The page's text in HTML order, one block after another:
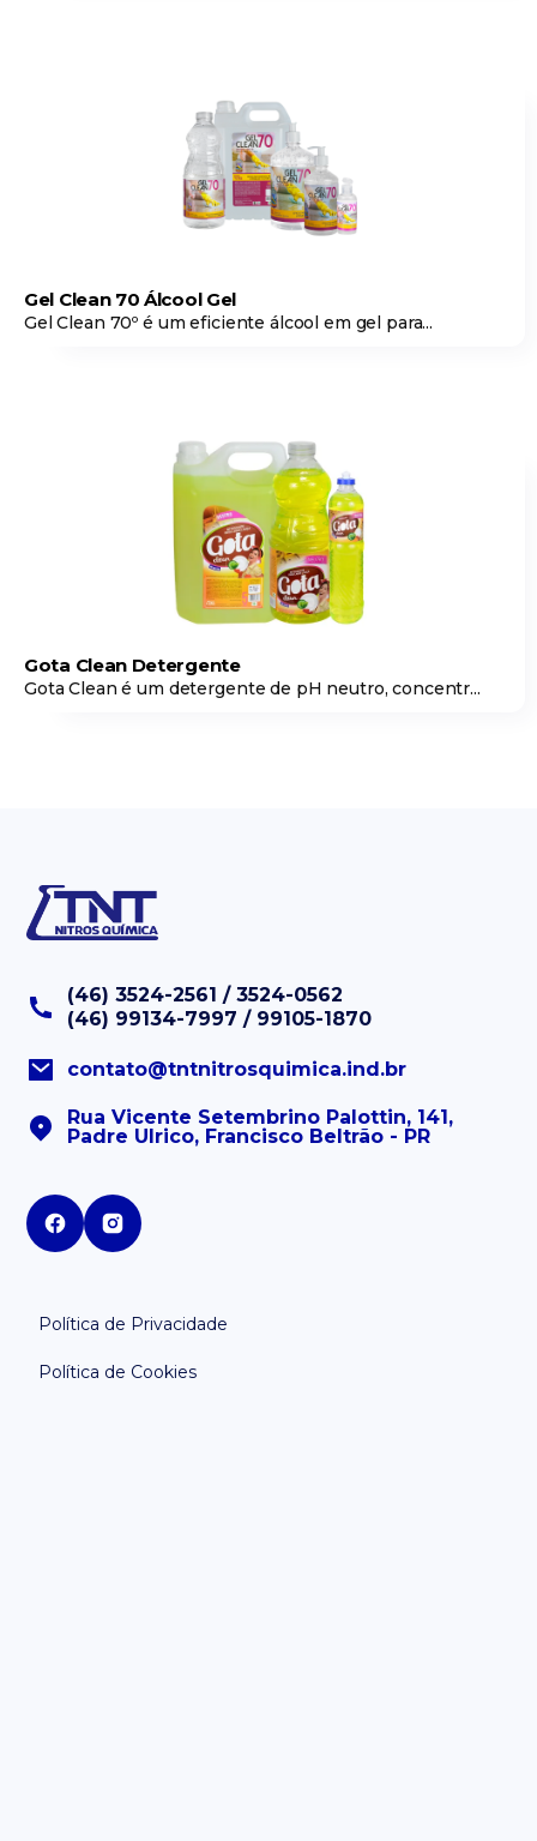
Gel Clean 70 Álcool Gel
Gel Clean 70º é um eficiente álcool em gel para...
Gota Clean Detergente
Gota Clean é um detergente de pH neutro, concentr...
(46) 3524-2561 / 3524-0562
(46) 99134-7997 / 99105-1870
contato@tntnitrosquimica.ind.br
Rua Vicente Setembrino Palottin, 141,
Padre Ulrico, Francisco Beltrão - PR
Política de Privacidade
Política de Cookies